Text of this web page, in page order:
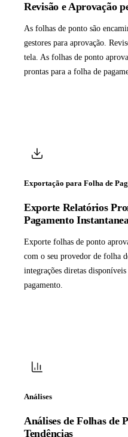
Revisão e Aprovação
As folhas de ponto são
gestores para aprovação.
tela. As folhas de ponto
prontas para a folha de
Exportação para Folha de
Exporte Relatórios
Pagamento
Exporte folhas de ponto
com o seu provedor de folha
integrações diretas
pagamento.
Análises
Análises de Folhas de
Tendências